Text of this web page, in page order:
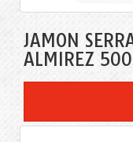
JAMÓN
ALMIREZ